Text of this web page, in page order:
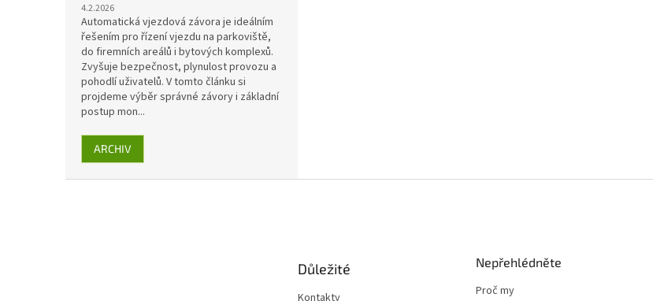
4.2.2026
Automatická vjezdová závora je ideálním
řešením pro řízení vjezdu na parkoviště,
do firemních areálů i bytových komplexů.
Zvyšuje bezpečnost, plynulost provozu a
pohodlí uživatelů. V tomto článku si
projdeme výběr správné závory i základní
postup mon...
ARCHIV
Důležité
Kontakty
Nepřehlédněte
Proč my